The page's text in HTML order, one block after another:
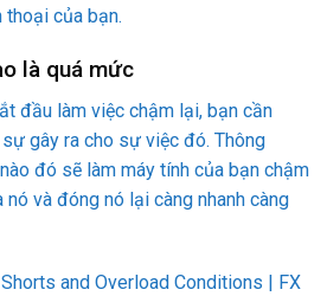
của bạn.
là quá mức
đầu làm việc chậm lại, bạn cần
gây ra cho sự việc đó. Thông
đó sẽ làm máy tính của bạn chậm
và đóng nó lại càng nhanh càng